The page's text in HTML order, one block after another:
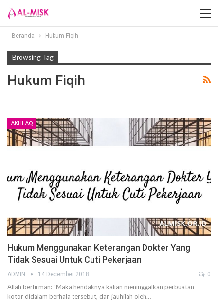
Beranda Hukum Fiqih
Browsing Tag
Hukum Fiqih
AKHLAQ
Hukum Menggunakan Keterangan Dokter Yang
Tidak Sesuai Untuk Cuti Pekerjaan
ADMIN 14 December 2018 0
Allah berfirman: "Maka hendaknya kalian meninggalkan perbuatan
kotor didalam berhala tersebut, dan jauhilah oleh…